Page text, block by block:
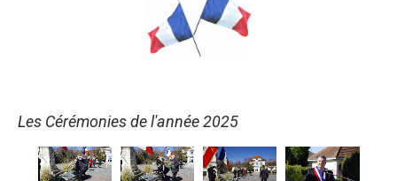
Les Cérémonies de l'année 2025